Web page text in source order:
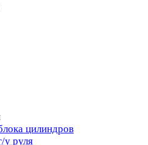
цилиндров
у руля